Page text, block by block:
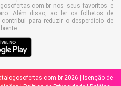
nos seus favoritos e
Além disso, ao ler os folhetos de
para reduzir o desperdício de
2026 | Isenção de